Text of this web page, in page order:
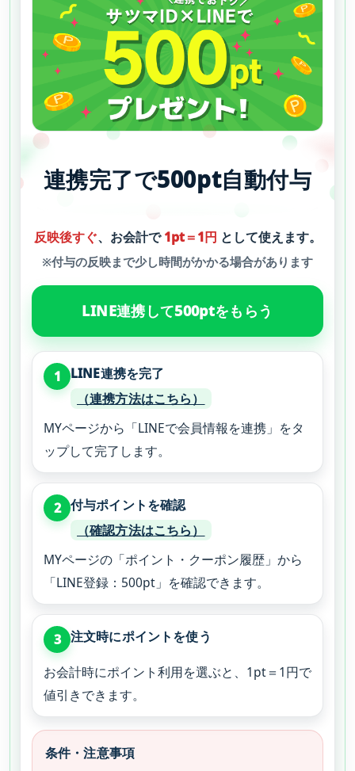
連携完了で500pt自動付与
反映後すぐ、お会計で1pt＝1円 として使えます。
※付与の反映まで少し時間がかかる場合があります
LINE連携して500ptをもらう
1
LINE連携を完了
（連携方法はこちら）
MYページから「LINEで会員情報を連携」をタ
ップして完了します。
2 付与ポイントを確認
（確認方法はこちら）
MYページの「ポイント・クーポン履歴」から
「LINE登録：500pt」を確認できます。
3 注文時にポイントを使う
お会計時にポイント利用を選ぶと、1pt＝1円で
値引きできます。
条件・注意事項